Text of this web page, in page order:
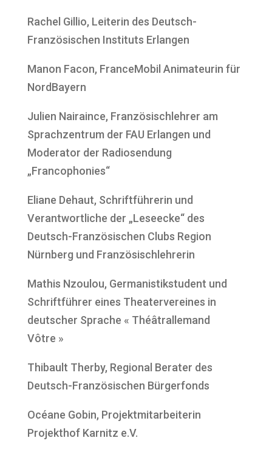
Rachel Gillio, Leiterin des Deutsch-
Französischen Instituts Erlangen
Manon Facon, FranceMobil Animateurin für
NordBayern
Julien Nairaince, Französischlehrer am
Sprachzentrum der FAU Erlangen und
Moderator der Radiosendung
„Francophonies“
Eliane Dehaut, Schriftführerin und
Verantwortliche der „Leseecke“ des
Deutsch-Französischen Clubs Region
Nürnberg und Französischlehrerin
Mathis Nzoulou, Germanistikstudent und
Schriftführer eines Theatervereines in
deutscher Sprache « Théâtrallemand
Vôtre »
Thibault Therby, Regional Berater des
Deutsch-Französischen Bürgerfonds
Océane Gobin, Projektmitarbeiterin
Projekthof Karnitz e.V.